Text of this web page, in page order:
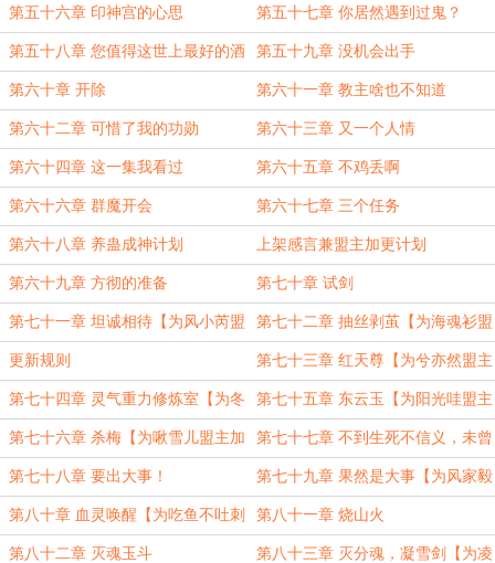
第五十六章 印神宫的心思 第五十七章 你居然遇到过鬼？
第五十八章 您值得这世上最好的酒 第五十九章 没机会出手
第六十章 开除 第六十一章 教主啥也不知道
第六十二章 可惜了我的功勋 第六十三章 又一个人情
第六十四章 这一集我看过 第六十五章 不鸡丢啊
第六十六章 群魔开会 第六十七章 三个任务
第六十八章 养蛊成神计划 上架感言兼盟主加更计划
第六十九章 方彻的准备 第七十章 试剑
第七十一章 坦诚相待【为风小芮盟
主加更】
第七十二章 抽丝剥茧【为海魂衫盟
主加更】
更新规则 第七十三章 红天尊【为兮亦然盟主
加更】
第七十四章 灵气重力修炼室【为冬
七日盟主加更】
第七十五章 东云玉【为阳光哇盟主
加更】
第七十六章 杀梅【为啾雪儿盟主加
更】
第七十七章 不到生死不信义，未曾
沧海莫谈情
第七十八章 要出大事！ 第七十九章 果然是大事【为风家毅
翼盟主加更】
第八十章 血灵唤醒【为吃鱼不吐刺
盟主加更】
第八十一章 烧山火
第八十二章 灭魂玉斗 第八十三章 灭分魂，凝雪剑【为凌